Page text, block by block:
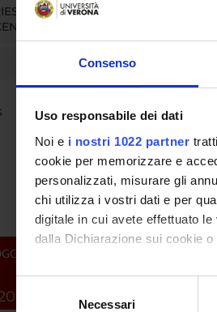
Consenso
Uso responsabile dei dati
Noi e i nostri 1022 partner
cookie per memorizzare e
personalizzati, misurare gli
chi utilizza i vostri dati e per
digitale in cui avete effettuato
dalla Dichiarazione sui cookie
Con il tuo consenso, vorremmo
raccogliere
Necessari
AND
Istituto
Alessia
Michele